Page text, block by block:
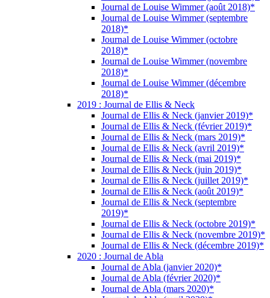
Journal de Louise Wimmer (août 2018)*
Journal de Louise Wimmer (septembre
2018)*
Journal de Louise Wimmer (octobre
2018)*
Journal de Louise Wimmer (novembre
2018)*
Journal de Louise Wimmer (décembre
2018)*
2019 : Journal de Ellis & Neck
Journal de Ellis & Neck (janvier 2019)*
Journal de Ellis & Neck (février 2019)*
Journal de Ellis & Neck (mars 2019)*
Journal de Ellis & Neck (avril 2019)*
Journal de Ellis & Neck (mai 2019)*
Journal de Ellis & Neck (juin 2019)*
Journal de Ellis & Neck (juillet 2019)*
Journal de Ellis & Neck (août 2019)*
Journal de Ellis & Neck (septembre
2019)*
Journal de Ellis & Neck (octobre 2019)*
Journal de Ellis & Neck (novembre 2019)*
Journal de Ellis & Neck (décembre 2019)*
2020 : Journal de Abla
Journal de Abla (janvier 2020)*
Journal de Abla (février 2020)*
Journal de Abla (mars 2020)*